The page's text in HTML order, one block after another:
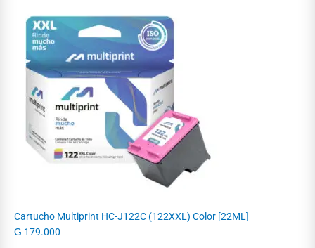
Cartucho Multiprint HC-J122C (122XXL) Color [22ML]
₲ 179.000